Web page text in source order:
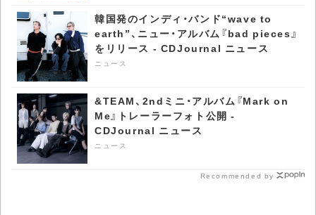
韓国発のインディ・バンド“wave to
earth”、ニュー・アルバム『bad pieces』
をリリース - CDJournal ニュース
ニュース
&TEAM、2ndミニ・アルバム『Mark on
Me』トレーラーフォト公開 -
CDJournal ニュース
ニュース
Recommended by